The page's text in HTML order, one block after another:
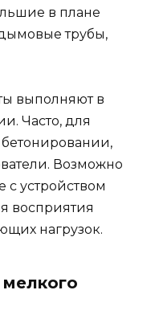
в плане
трубы,
выполняют в
Часто, для
Возможно
устройством
восприятия
нагрузок.